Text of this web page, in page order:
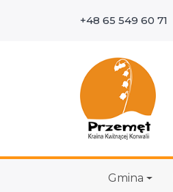
+48 65 549 60 71
Gmina